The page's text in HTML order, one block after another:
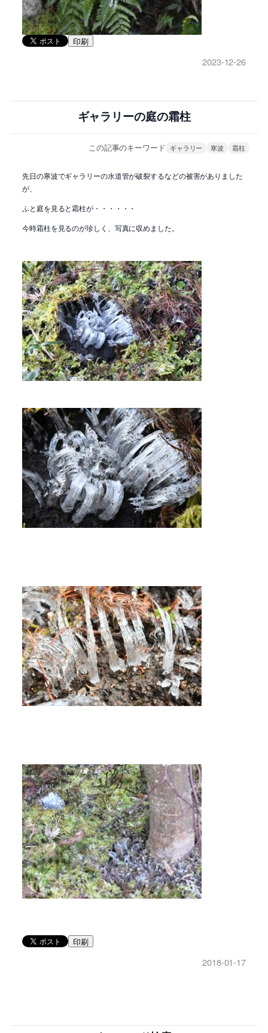
印刷
2023-12-26
ギャラリーの庭の霜柱
この記事のキーワード ギャラリー 寒波 霜柱
先日の寒波でギャラリーの水道管が破裂するなどの被害がありました
が、
ふと庭を見ると霜柱が・・・・・・
今時霜柱を見るのが珍しく、写真に収めました。
印刷
2018-01-17